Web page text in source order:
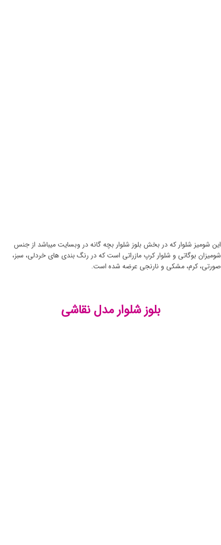
این شومیز شلوار که در بخش بلوز شلوار بچه گانه در وبسایت میباشد از جنس
شومیزان بوگاتی و شلوار کرپ مازراتی است که در رنگ بندی های خردلی، سبز،
صورتی، کرم، مشکی و نارنجی عرضه شده است.
بلوز شلوار مدل نقاشی